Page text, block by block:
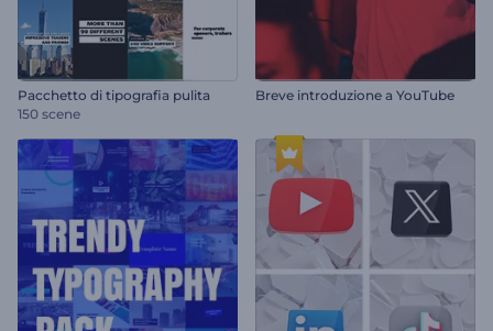
Pacchetto di tipografia pulita
150 scene
Breve introduzione a YouTube